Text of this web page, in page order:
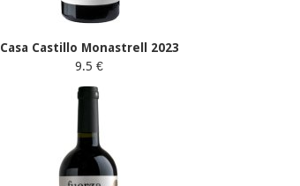
Casa Castillo Monastrell 2023
9.5 €